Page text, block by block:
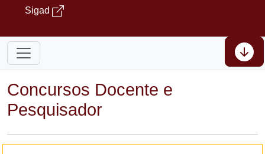
Sigad
Concursos Docente e
Pesquisador